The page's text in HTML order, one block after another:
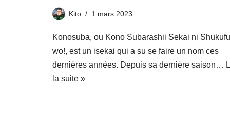
Kito 1 mars 2023
Konosuba, ou Kono Subarashii Sekai ni
wo!, est un isekai qui a su se faire un nom ces
dernières années. Depuis sa dernière saison…
la suite »